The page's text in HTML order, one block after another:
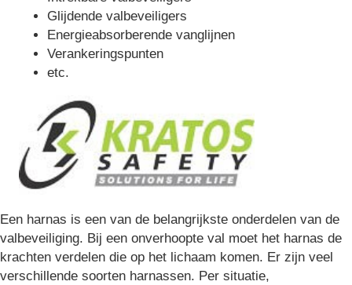
Glijdende valbeveiligers
Energieabsorberende vanglijnen
Verankeringspunten
etc.
Een harnas is een van de belangrijkste onderdelen van de
valbeveiliging. Bij een onverhoopte val moet het harnas de
krachten verdelen die op het lichaam komen. Er zijn veel
verschillende soorten harnassen. Per situatie,